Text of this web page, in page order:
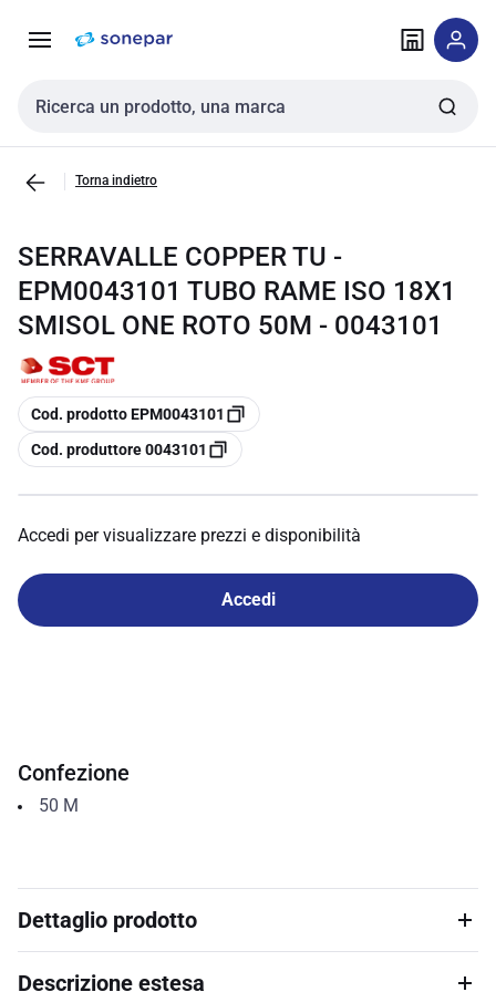
navigazione alla
Cerca input
Torna indietro
SERRAVALLE COPPER TU -
EPM0043101 TUBO RAME ISO 18X1
SMISOL ONE ROTO 50M - 0043101
copia
Cod. prodotto EPM0043101
copia
Cod. produttore 0043101
Accedi per visualizzare prezzi e disponibilità
Accedi
Confezione
50 M
Dettaglio prodotto
Descrizione estesa